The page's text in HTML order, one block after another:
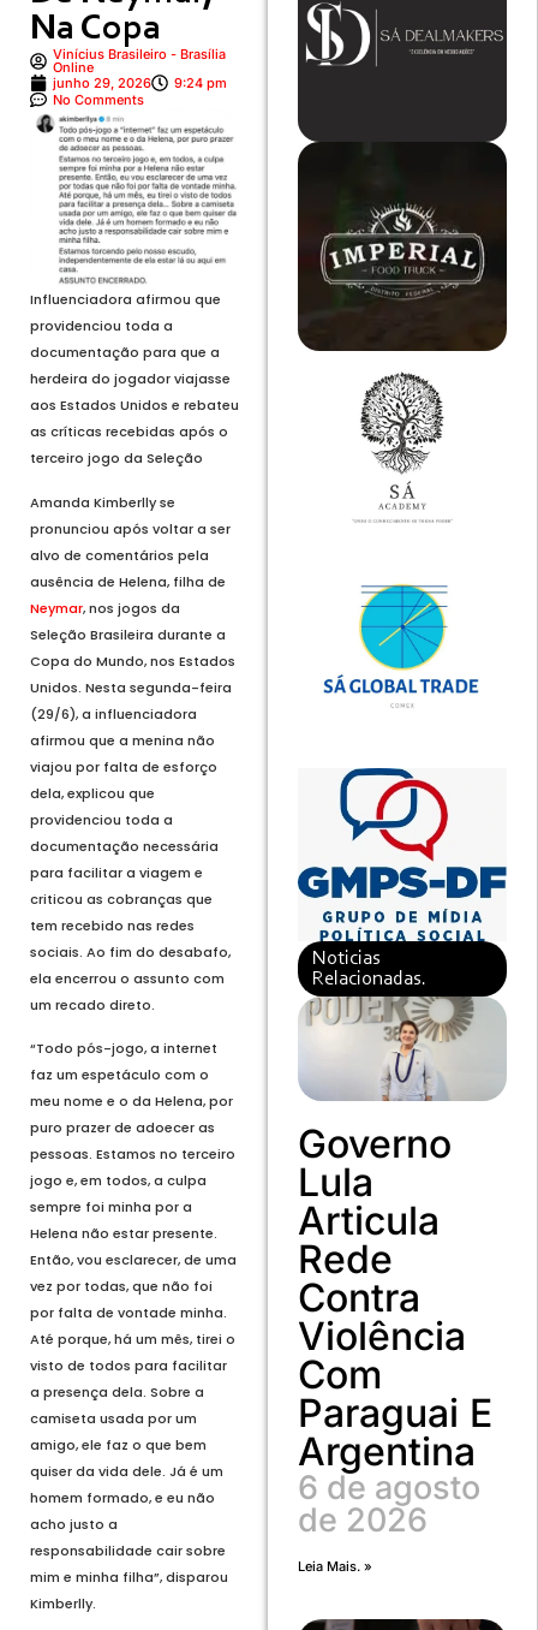
Na Copa
Vinícius Brasileiro - Brasília
Online
junho 29, 2026
9:24 pm
No Comments
Influenciadora afirmou que
providenciou toda a
documentação para que a
herdeira do jogador viajasse
aos Estados Unidos e rebateu
as críticas recebidas após o
terceiro jogo da Seleção
Amanda Kimberlly se
pronunciou após voltar a ser
alvo de comentários pela
ausência de Helena, filha de
Neymar, nos jogos da
Seleção Brasileira durante a
Copa do Mundo, nos Estados
Unidos. Nesta segunda-feira
(29/6), a influenciadora
afirmou que a menina não
viajou por falta de esforço
dela, explicou que
providenciou toda a
documentação necessária
para facilitar a viagem e
criticou as cobranças que
tem recebido nas redes
sociais. Ao fim do desabafo,
ela encerrou o assunto com
um recado direto.
“Todo pós-jogo, a internet
faz um espetáculo com o
meu nome e o da Helena, por
puro prazer de adoecer as
pessoas. Estamos no terceiro
jogo e, em todos, a culpa
sempre foi minha por a
Helena não estar presente.
Então, vou esclarecer, de uma
vez por todas, que não foi
por falta de vontade minha.
Até porque, há um mês, tirei o
visto de todos para facilitar
a presença dela. Sobre a
camiseta usada por um
amigo, ele faz o que bem
quiser da vida dele. Já é um
homem formado, e eu não
acho justo a
responsabilidade cair sobre
mim e minha filha”, disparou
Kimberlly.
Noticias
Relacionadas.
Governo
Lula
Articula
Rede
Contra
Violência
Com
Paraguai E
Argentina
6 de agosto
de 2026
Leia Mais. »